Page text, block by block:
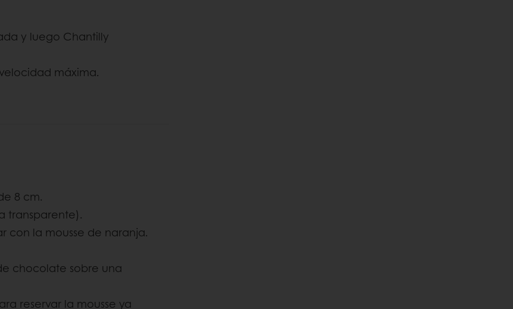
y luego Chantilly
máxima.
8 cm.
transparente).
con la mousse de naranja.
chocolate sobre una
reservar la mousse ya